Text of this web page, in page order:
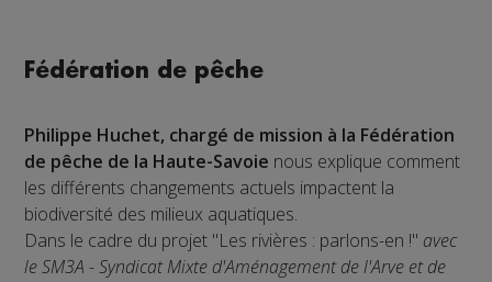
Fédération de pêche
Philippe Huchet, chargé de mission à la Fédération
de pêche de la Haute-Savoie nous explique comment
les différents changements actuels impactent la
biodiversité des milieux aquatiques.
Dans le cadre du projet "Les rivières : parlons-en !" avec
le SM3A - Syndicat Mixte d'Aménagement de l'Arve et de